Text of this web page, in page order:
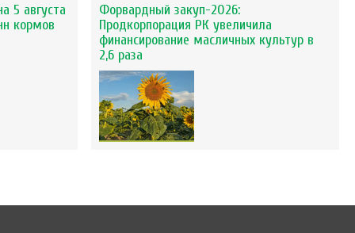
5 августа
кормов
Форвардный закуп-2026:
Продкорпорация РК увеличила
финансирование масличных культур в
2,6 раза